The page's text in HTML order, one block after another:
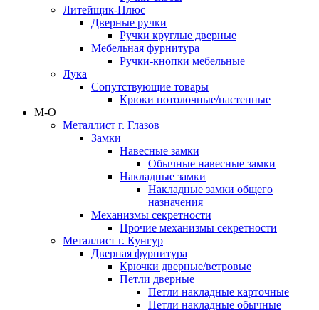
Литейщик-Плюс
Дверные ручки
Ручки круглые дверные
Мебельная фурнитура
Ручки-кнопки мебельные
Лука
Сопутствующие товары
Крюки потолочные/настенные
М-О
Металлист г. Глазов
Замки
Навесные замки
Обычные навесные замки
Накладные замки
Накладные замки общего
назначения
Механизмы секретности
Прочие механизмы секретности
Металлист г. Кунгур
Дверная фурнитура
Крючки дверные/ветровые
Петли дверные
Петли накладные карточные
Петли накладные обычные